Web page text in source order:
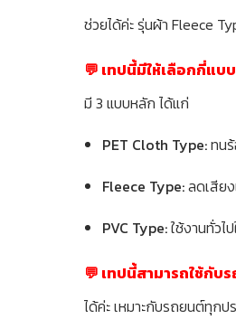
ช่วยได้ค่ะ รุ่นผ้า Fleece
💬 เทปนี้มีให้เลือกกี่แบ
มี 3 แบบหลัก ได้แก่
PET Cloth Type:ทน
Fleece Type:ลดเสีย
PVC Type:ใช้งานทั่วไ
💬 เทปนี้สามารถใช้กับ
ได้ค่ะ เหมาะกับรถยนต์ทุก